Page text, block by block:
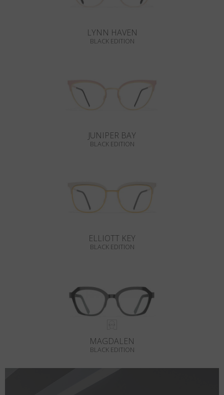
LYNN HAVEN
BLACK EDITION
JUNIPER BAY
BLACK EDITION
ELLIOTT KEY
BLACK EDITION
MAGDALEN
BLACK EDITION